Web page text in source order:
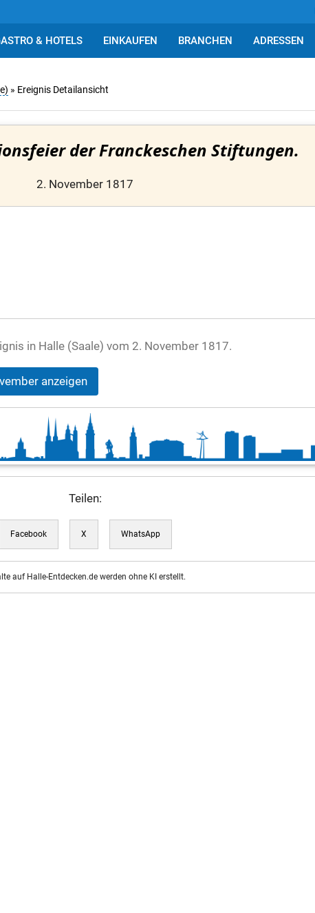
& HOTELS EINKAUFEN BRANCHEN ADRESSEN
» Ereignis Detailansicht
der Franckeschen Stiftungen.
2. November 1817
in Halle (Saale) vom 2. November 1817.
anzeigen
Teilen:
Facebook X WhatsApp
auf Halle-Entdecken.de werden ohne KI erstellt.